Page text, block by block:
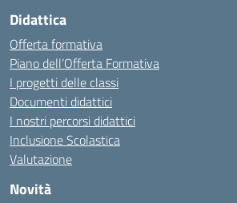
Didattica
Offerta formativa
Piano dell’Offerta Formativa
I progetti delle classi
Documenti didattici
I nostri percorsi didattici
Inclusione Scolastica
Valutazione
Novità